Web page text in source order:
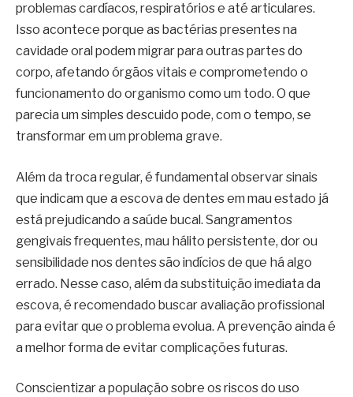
problemas cardíacos, respiratórios e até articulares.
Isso acontece porque as bactérias presentes na
cavidade oral podem migrar para outras partes do
corpo, afetando órgãos vitais e comprometendo o
funcionamento do organismo como um todo. O que
parecia um simples descuido pode, com o tempo, se
transformar em um problema grave.
Além da troca regular, é fundamental observar sinais
que indicam que a escova de dentes em mau estado já
está prejudicando a saúde bucal. Sangramentos
gengivais frequentes, mau hálito persistente, dor ou
sensibilidade nos dentes são indícios de que há algo
errado. Nesse caso, além da substituição imediata da
escova, é recomendado buscar avaliação profissional
para evitar que o problema evolua. A prevenção ainda é
a melhor forma de evitar complicações futuras.
Conscientizar a população sobre os riscos do uso